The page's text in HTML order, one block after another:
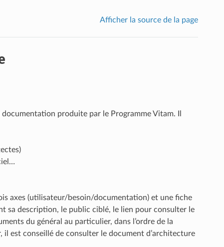
Afficher la source de la page
produite par le Programme Vitam. Il
axes (utilisateur/besoin/documentation) et une fiche
sa description, le public ciblé, le lien pour consulter le
du général au particulier, dans l’ordre de la
il est conseillé de consulter le document d’architecture